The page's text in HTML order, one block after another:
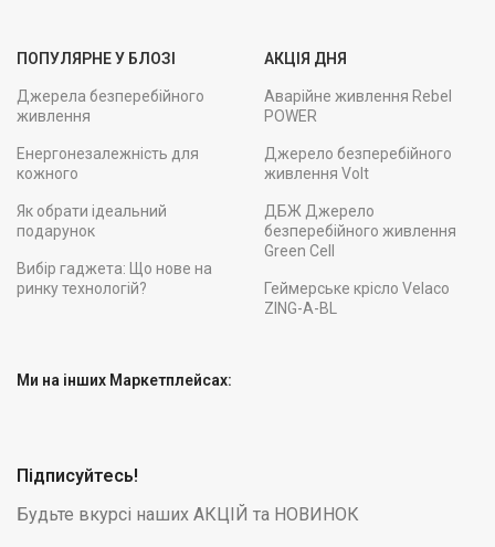
ПОПУЛЯРНЕ У БЛОЗІ
Джерела безперебійного
живлення
Енергонезалежність для
кожного
Як обрати ідеальний
подарунок
Вибір гаджета: Що нове на
ринку технологій?
АКЦІЯ ДНЯ
Аварійне живлення Rebel
POWER
Джерело безперебійного
живлення Volt
ДБЖ Джерело
безперебійного живлення
Green Cell
Геймерське крісло Velaco
ZING-A-BL
Ми на інших Маркетплейсах:
Підписуйтесь!
Будьте вкурсі наших АКЦІЙ та НОВИНОК